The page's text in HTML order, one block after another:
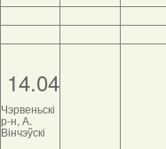
14.04
Чэрвеньскі
р-н, А.
Вінчэўскі